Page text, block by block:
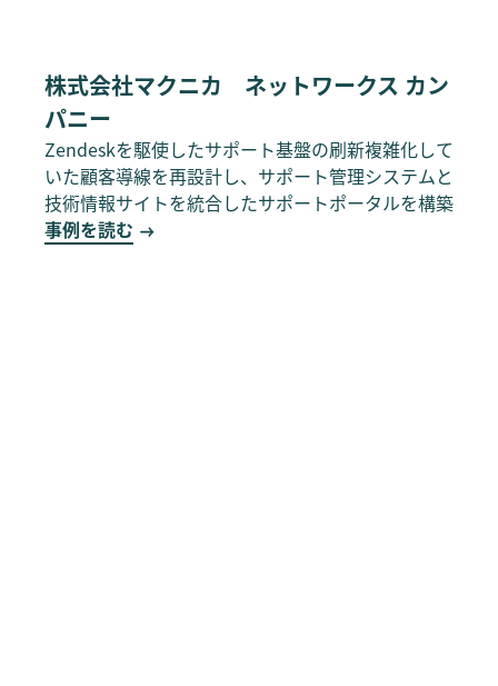
株式会社マクニカ ネットワークス カン
パニー
Zendeskを駆使したサポート基盤の刷新複雑化して
いた顧客導線を再設計し、サポート管理システムと
技術情報サイトを統合したサポートポータルを構築
事例を読む